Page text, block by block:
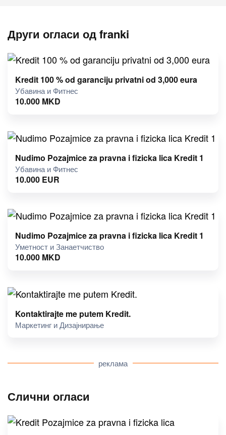
Други огласи од franki
Kredit 100 % od garanciju privatni od 3,000 eura
Убавина и Фитнес
10.000 MKD
Nudimo Pozajmice za pravna i fizicka lica Kredit 1
Убавина и Фитнес
10.000 EUR
Nudimo Pozajmice za pravna i fizicka lica Kredit 1
Уметност и Занаетчиство
10.000 MKD
Kontaktirajte me putem Kredit.
Маркетинг и Дизајнирање
реклама
Слични огласи